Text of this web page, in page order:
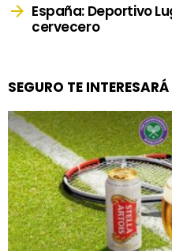
España: Deportivo
cervecero
SEGURO TE INTERESARÁ